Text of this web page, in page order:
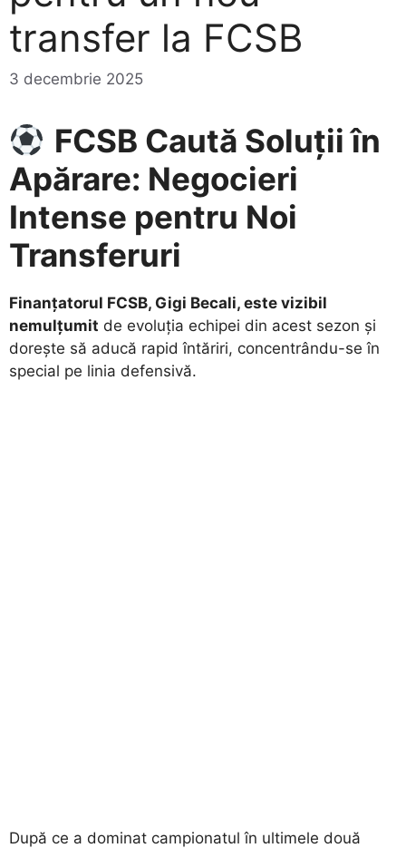
transfer la FCSB
3 decembrie 2025
FCSB Caută Soluții în
Apărare: Negocieri
Intense pentru Noi
Transferuri
Finanțatorul FCSB, Gigi Becali, este vizibil
nemulțumit de evoluția echipei din acest sezon și
dorește să aducă rapid întăriri, concentrându-se în
special pe linia defensivă.
​După ce a dominat campionatul în ultimele două